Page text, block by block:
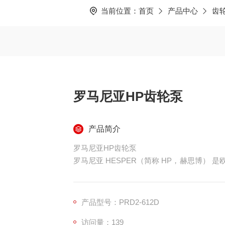
当前位置： 首页 产品中心 齿
罗马尼亚HP齿轮泵
产品简介
罗马尼亚HP齿轮泵
罗马尼亚 HESPER（简称 HP，赫思博） 是
械、农机、叉车、液压站应用广泛。
产品型号：PRD2-612D
访问量：139